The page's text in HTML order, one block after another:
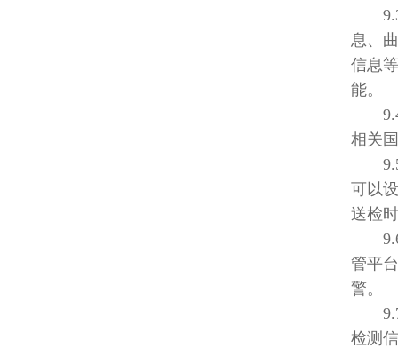
9.3
息、
信息
能。
9.4
相关
9.5
可以
送检
9.6
管平
警。
检测